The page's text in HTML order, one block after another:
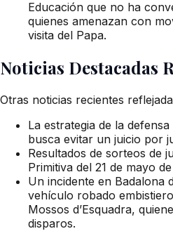
Educación que no ha
quienes amenazan con
visita del Papa.
Noticias Destacadas
Otras noticias recientes
La estrategia de la
busca evitar un juicio por
Resultados de sorteos de
Primitiva del 21 de mayo
Un incidente en Badalona
vehículo robado
Mossos d’Esquadra,
disparos.